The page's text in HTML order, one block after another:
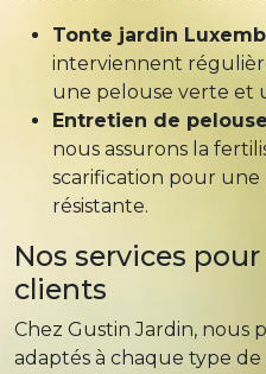
Tonte jardin
interviennent
une pelouse verte et
Entretien de pelouse
nous assurons la
scarification pour une
résistante.
Nos services
clients
Chez Gustin Jardin, nous
adaptés à chaque type de